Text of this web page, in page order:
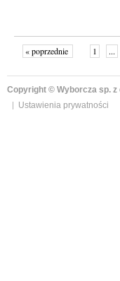
« poprzednie 1 ...
Copyright © Wyborcza sp. z
Ustawienia prywatności